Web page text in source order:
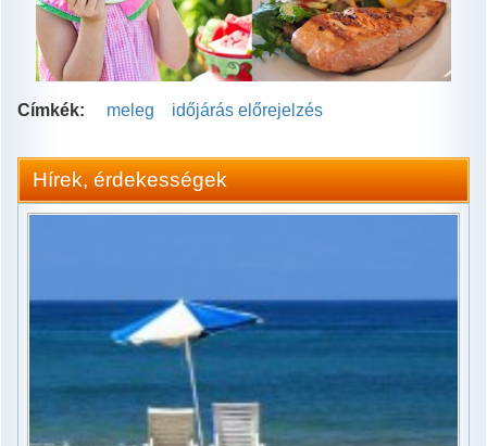
Címkék: meleg időjárás előrejelzés
Hírek, érdekességek